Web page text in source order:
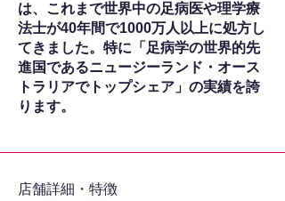
は、これまで世界中の足病医や理学療
法士が40年間で1000万人以上に処方し
てきました。特に「足病学の世界的先
進国であるニュージーランド・オース
トラリアでトップシェア」の実績を誇
ります。
​店舗詳細・特徴